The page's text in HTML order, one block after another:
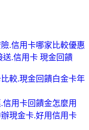
.信用卡哪家比較優惠
.信用卡 現金回饋
較.現金回饋白金卡年
用卡回饋金怎麼用
現金卡.好用信用卡